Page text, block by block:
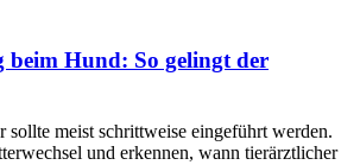
beim Hund: So gelingt der
sollte meist schrittweise eingeführt werden.
und erkennen, wann tierärztlicher